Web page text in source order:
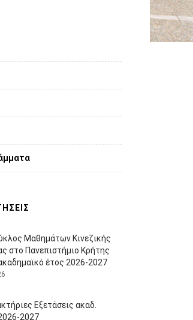
Μαθημάτων Κινεζικής
στο Πανεπιστήμιο Κρήτης
έτος 2026-2027
Εξετάσεις ακαδ.
2027